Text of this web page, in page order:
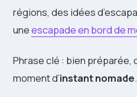
régions, des idées
uneescapade en bord de
Phrase clé : bien préparée,
moment d’instant nomade.